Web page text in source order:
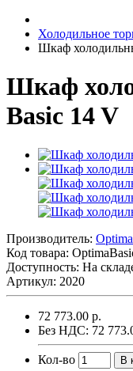
Холодильное
Шкаф
Шкаф
Basic 14 V
Производитель:
Код товара:
Доступность: На
Артикул: 2020
72 773.00 р.
Без НДС: 72
Кол-во В